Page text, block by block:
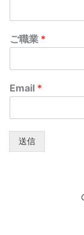
ご職業 *
Email *
送信